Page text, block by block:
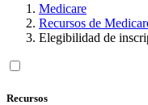
Medicare
Recursos de
Elegibilidad de
Recursos